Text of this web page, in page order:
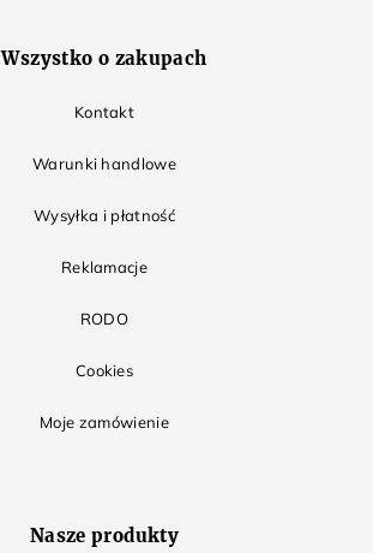
Wszystko o zakupach
Kontakt
Warunki handlowe
Wysyłka i płatność
Reklamacje
RODO
Cookies
Moje zamówienie
Nasze produkty